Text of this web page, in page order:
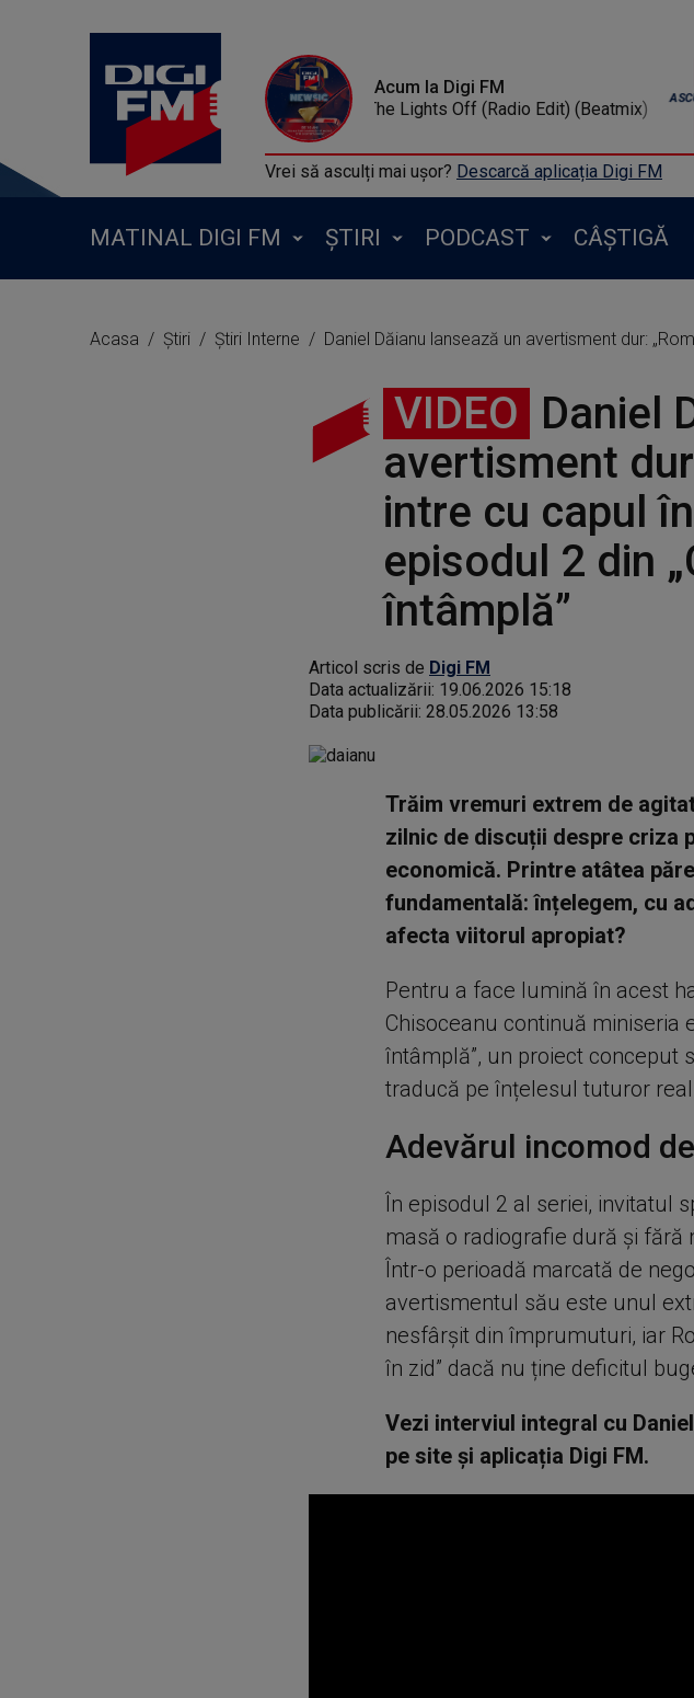
Acum la Digi FM
KATO FT JON - Turn The Lights Off (Radio Edit) (Beatmix)
Vrei să asculți mai ușor? Descarcă aplicația Digi FM
MATINAL DIGI FM ȘTIRI PODCAST CÂȘTIGĂ
Acasa Știri Știri Interne Daniel Dăianu lansează un avertisment dur:
VIDEO Daniel
avertisment
intre cu capul
episodul 2 din
întâmplă”
Articol scris de Digi FM
Data actualizării: 19.06.2026 15:18
Data publicării: 28.05.2026 13:58
Trăim vremuri extrem de
zilnic de discuții despre criza
economică. Printre atâtea
fundamentală: înțelegem, cu
afecta viitorul apropiat?
Pentru a face lumină în acest
Chisoceanu continuă miniseria
întâmplă”, un proiect conceput
traducă pe înțelesul tuturor
Adevărul incomod
În episodul 2 al seriei, invitatul
masă o radiografie dură și fără
Într-o perioadă marcată de
avertismentul său este unul
nesfârșit din împrumuturi, iar
în zid” dacă nu ține deficitul
Vezi interviul integral cu
pe site și aplicația Digi FM.